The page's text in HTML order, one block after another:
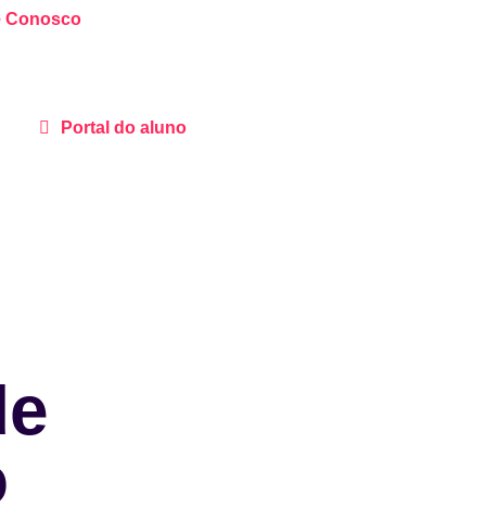
Conosco
Portal do aluno